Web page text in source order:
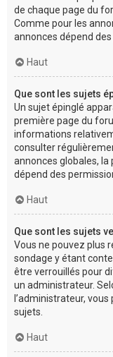
de chaque page du
Comme pour les
annonces dépend
Haut
Que sont les sujets
Un sujet épinglé
première page du
informations
consulter
annonces globales, la
dépend des
Haut
Que sont les sujets
Vous ne pouvez plus
sondage y étant
être verrouillés pour
un administrateur.
l’administrateur,
sujets.
Haut